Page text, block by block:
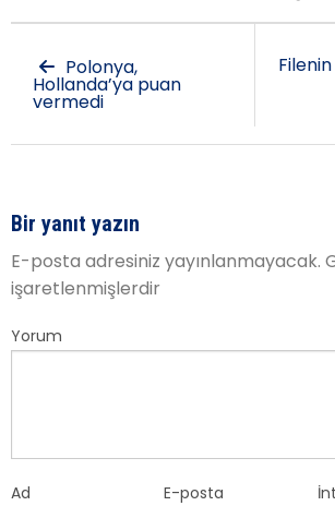
Polonya,
Hollanda’ya puan
vermedi
Bir yanıt yazın
E-posta adresiniz yayınlanmayacak.
işaretlenmişlerdir
Yorum
Ad E-posta